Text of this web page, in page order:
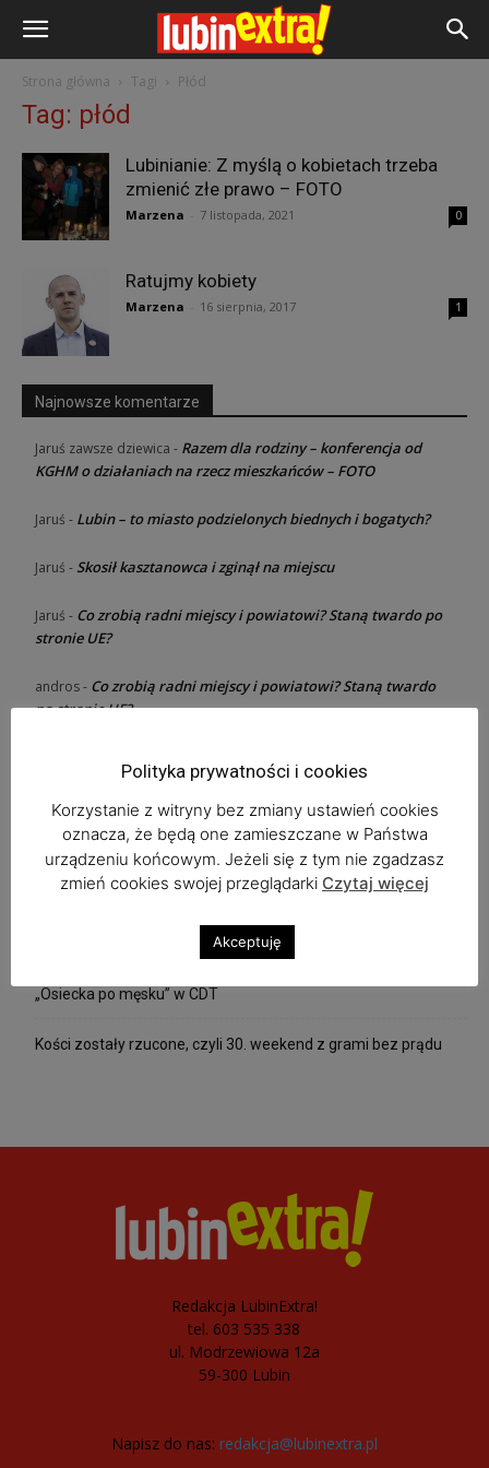
Strona główna Tagi Płód
Tag: płód
Lubinianie: Z myślą o kobietach trzeba
zmienić złe prawo – FOTO
Marzena 7 listopada, 2021 0
Ratujmy kobiety
Marzena 16 sierpnia, 2017 1
Najnowsze komentarze
Jaruś zawsze dziewica - Razem dla rodziny – konferencja od
KGHM o działaniach na rzecz mieszkańców – FOTO
Jaruś - Lubin – to miasto podzielonych biednych i bogatych?
Jaruś - Skosił kasztanowca i zginął na miejscu
Jaruś - Co zrobią radni miejscy i powiatowi? Staną twardo po
stronie UE?
andros- Co zrobią radni miejscy i powiatowi? Staną twardo
po stronie UE?
Zaplanuj już dziś Bieg Tropem Wilczym
Copper Festival w „Beatka Music Club” i Feel The Emotions
„Osiecka po męsku” w CDT
Kości zostały rzucone, czyli 30. weekend z grami bez prądu
Redakcja LubinExtra!
tel. 603 535 338
ul. Modrzewiowa 12a
59-300 Lubin
Napisz do nas: redakcja@lubinextra.pl
Polityka prywatności i cookies
Korzystanie z witryny bez zmiany ustawień cookies
oznacza, że będą one zamieszczane w Państwa
urządzeniu końcowym. Jeżeli się z tym nie zgadzasz
zmień cookies swojej przeglądarki Czytaj więcej
Akceptuję